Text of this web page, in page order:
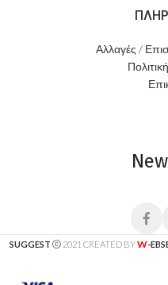
Αλλαγές /
SUGGEST 2021 CREATED BYW-